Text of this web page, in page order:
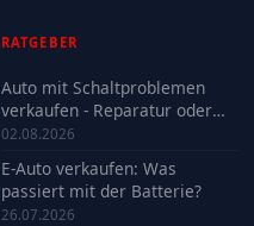
RATGEBER
Auto mit Schaltproblemen
verkaufen - Reparatur oder
Verkauf?
02.08.2026
E-Auto verkaufen: Was
passiert mit der Batterie?
26.07.2026